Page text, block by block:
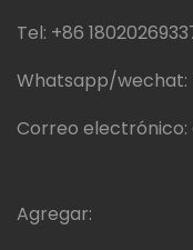
Tel: +86
Whatsapp/wechat:
Correo electrónico:
Agregar: